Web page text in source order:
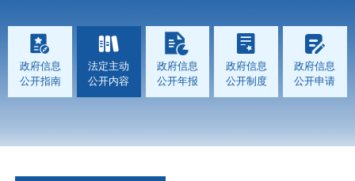
政府信息
公开指南
法定主动
公开内容
政府信息
公开年报
政府信息
公开制度
政府信息
公开申请